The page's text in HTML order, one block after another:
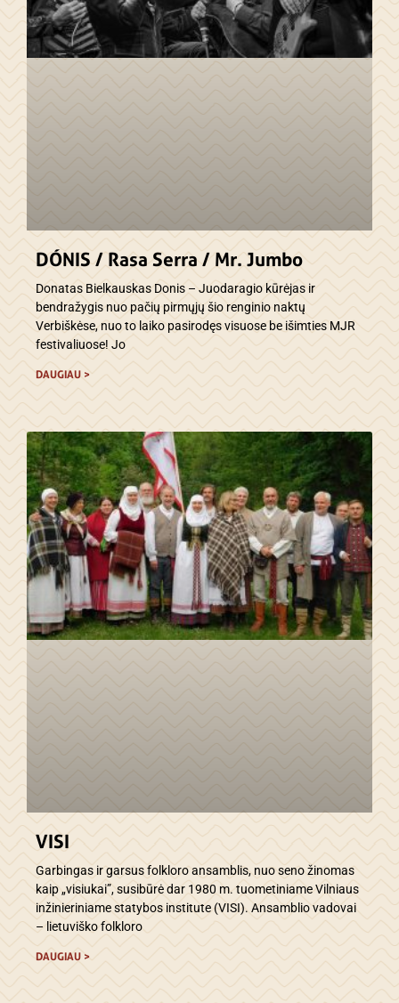
DÓNIS / Rasa Serra / Mr. Jumbo
Donatas Bielkauskas Donis – Juodaragio kūrėjas ir
bendražygis nuo pačių pirmųjų šio renginio naktų
Verbiškėse, nuo to laiko pasirodęs visuose be išimties MJR
festivaliuose! Jo
DAUGIAU >
VISI
Garbingas ir garsus folkloro ansamblis, nuo seno žinomas
kaip „visiukai”, susibūrė dar 1980 m. tuometiniame Vilniaus
inžinieriniame statybos institute (VISI). Ansamblio vadovai
– lietuviško folkloro
DAUGIAU >